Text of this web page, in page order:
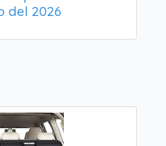
del 2026